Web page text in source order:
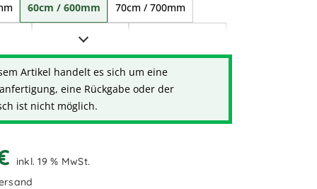
60cm / 600mm 70cm / 700mm
1,20m / 1.200mm
2,50m / 2.500mm 3,00m / 3.000mm
7,00m / 7.000mm
Artikel handelt es sich um eine
eine Rückgabe oder der
ist nicht möglich.
inkl. 19 % MwSt.